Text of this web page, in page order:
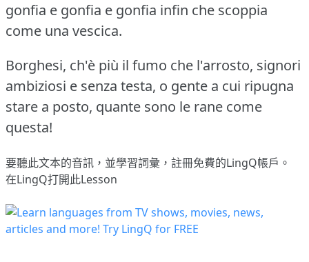
gonfia e gonfia e gonfia infin che scoppia
come una vescica.
Borghesi, ch'è più il fumo che l'arrosto, signori
ambiziosi e senza testa, o gente a cui ripugna
stare a posto, quante sono le rane come
questa!
要聽此文本的音訊，並學習詞彙， 註冊免費的LingQ帳戶。
在LingQ打開此Lesson